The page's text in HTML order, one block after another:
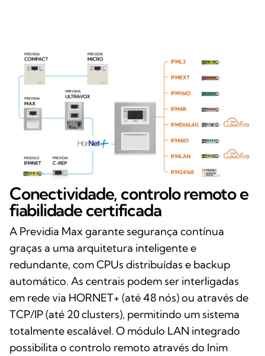
Conectividade, controlo remoto e
fiabilidade certificada
A Previdia Max garante segurança contínua
graças a uma arquitetura inteligente e
redundante, com CPUs distribuídas e backup
automático. As centrais podem ser interligadas
em rede via HORNET+ (até 48 nós) ou através de
TCP/IP (até 20 clusters), permitindo um sistema
totalmente escalável. O módulo LAN integrado
possibilita o controlo remoto através do Inim